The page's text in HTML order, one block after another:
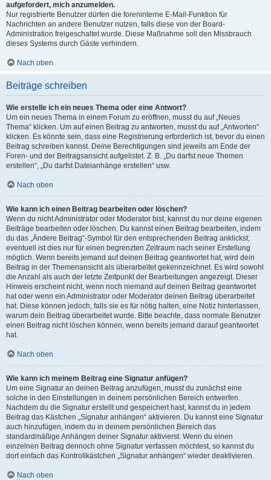
aufgefordert, mich anzumelden.
Nur registrierte Benutzer dürfen die foreninterne E-Mail-Funktion für
Nachrichten an andere Benutzer nutzen, falls diese von der Board-
Administration freigeschaltet wurde. Diese Maßnahme soll den Missbrauch
dieses Systems durch Gäste verhindern.
Nach oben
Beiträge schreiben
Wie erstelle ich ein neues Thema oder eine Antwort?
Um ein neues Thema in einem Forum zu eröffnen, musst du auf „Neues
Thema“ klicken. Um auf einen Beitrag zu antworten, musst du auf „Antworten“
klicken. Es könnte sein, dass eine Registrierung erforderlich ist, bevor du einen
Beitrag schreiben kannst. Deine Berechtigungen sind jeweils am Ende der
Foren- und der Beitragsansicht aufgelistet. Z. B. „Du darfst neue Themen
erstellen“, „Du darfst Dateianhänge erstellen“ usw.
Nach oben
Wie kann ich einen Beitrag bearbeiten oder löschen?
Wenn du nicht Administrator oder Moderator bist, kannst du nur deine eigenen
Beiträge bearbeiten oder löschen. Du kannst einen Beitrag bearbeiten, indem
du das „Ändere Beitrag“-Symbol für den entsprechenden Beitrag anklickst;
eventuell ist dies nur für einen begrenzten Zeitraum nach seiner Erstellung
möglich. Wenn bereits jemand auf deinen Beitrag geantwortet hat, wird dein
Beitrag in der Themenansicht als überarbeitet gekennzeichnet. Es wird sowohl
die Anzahl als auch der letzte Zeitpunkt der Bearbeitungen angezeigt. Dieser
Hinweis erscheint nicht, wenn noch niemand auf deinen Beitrag geantwortet
hat oder wenn ein Administrator oder Moderator deinen Beitrag überarbeitet
hat. Diese können jedoch, falls sie es für nötig halten, eine Notiz hinterlassen,
warum dein Beitrag überarbeitet wurde. Bitte beachte, dass normale Benutzer
einen Beitrag nicht löschen können, wenn bereits jemand darauf geantwortet
hat.
Nach oben
Wie kann ich meinem Beitrag eine Signatur anfügen?
Um eine Signatur an deinen Beitrag anzufügen, musst du zunächst eine
solche in den Einstellungen in deinem persönlichen Bereich entwerfen.
Nachdem du die Signatur erstellt und gespeichert hast, kannst du in jedem
Beitrag das Kästchen „Signatur anhängen“ aktivieren. Du kannst eine Signatur
auch hinzufügen, indem du in deinem persönlichen Bereich das
standardmäßige Anhängen deiner Signatur aktivierst. Wenn du einen
einzelnen Beitrag dennoch ohne Signatur verfassen möchtest, so kannst du
dort einfach das Kontrollkästchen „Signatur anhängen“ wieder deaktivieren.
Nach oben